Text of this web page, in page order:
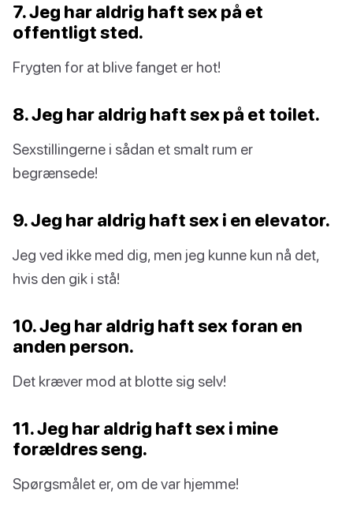
7. Jeg har aldrig haft sex på et
offentligt sted.
Frygten for at blive fanget er hot!
8. Jeg har aldrig haft sex på et toilet.
Sexstillingerne i sådan et smalt rum er
begrænsede!
9. Jeg har aldrig haft sex i en elevator.
Jeg ved ikke med dig, men jeg kunne kun nå det,
hvis den gik i stå!
10. Jeg har aldrig haft sex foran en
anden person.
Det kræver mod at blotte sig selv!
11. Jeg har aldrig haft sex i mine
forældres seng.
Spørgsmålet er, om de var hjemme!